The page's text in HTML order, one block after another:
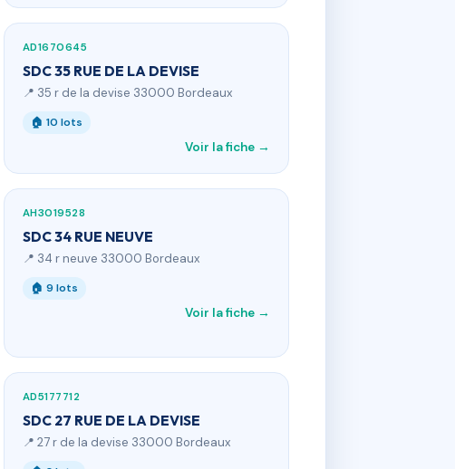
AD1670645
SDC 35 RUE DE LA DEVISE
📍 35 r de la devise 33000 Bordeaux
🏠 10 lots
Voir la fiche →
AH3019528
SDC 34 RUE NEUVE
📍 34 r neuve 33000 Bordeaux
🏠 9 lots
Voir la fiche →
AD5177712
SDC 27 RUE DE LA DEVISE
📍 27 r de la devise 33000 Bordeaux